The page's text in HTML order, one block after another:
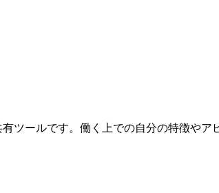
ツールです。働く上での自分の特徴やア